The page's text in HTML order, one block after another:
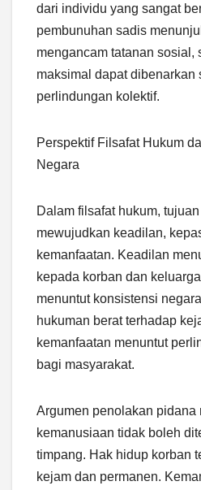
dari individu yang sangat
pembunuhan sadis
mengancam tatanan sosial,
maksimal dapat dibenarkan
perlindungan kolektif.
Perspektif Filsafat Hukum
Negara
Dalam filsafat hukum,
mewujudkan keadilan,
kemanfaatan. Keadilan
kepada korban dan
menuntut konsistensi
hukuman berat terhadap
kemanfaatan menuntut
bagi masyarakat.
Argumen penolakan pidana
kemanusiaan tidak boleh
timpang. Hak hidup korban
kejam dan permanen.